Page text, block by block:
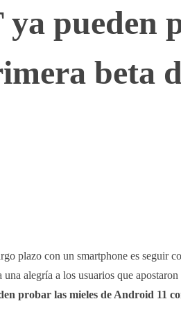
ya pueden
beta
plazo con un smartphone es seguir
alegría a los usuarios que
probar las mieles de Android 11